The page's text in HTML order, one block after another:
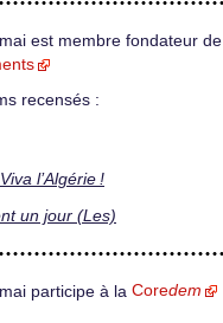
mai est membre fondateur de
recensés :
l’Algérie !
un jour (Les)
mai participe à la Coredem